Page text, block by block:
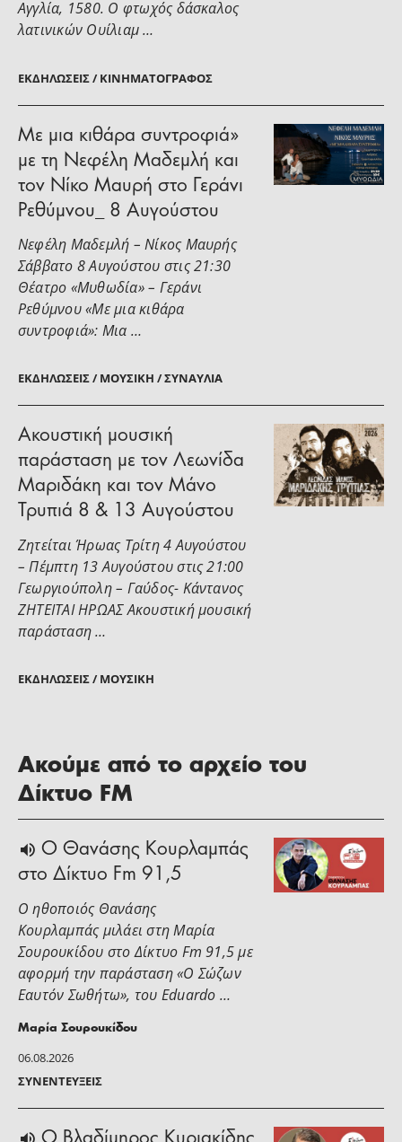
ΕΚΔΗΛΏΣΕΙΣ / ΚΙΝΗΜΑΤΟΓΡΆΦΟΣ
Αγγλία, 1580. Ο φτωχός δάσκαλος
λατινικών Ουίλιαμ …
ΕΚΔΗΛΏΣΕΙΣ / ΜΟΥΣΙΚΉ / ΣΥΝΑΥΛΊΑ
Με μια κιθάρα συντροφιά»
με τη Νεφέλη Μαδεμλή και
τον Νίκο Μαυρή στο Γεράνι
Ρεθύμνου_ 8 Αυγούστου
Νεφέλη Μαδεμλή – Νίκος Μαυρής
Σάββατο 8 Αυγούστου στις 21:30
Θέατρο «Μυθωδία» – Γεράνι
Ρεθύμνου «Με μια κιθάρα
συντροφιά»: Μια …
ΕΚΔΗΛΏΣΕΙΣ / ΜΟΥΣΙΚΉ
Ακουστική μουσική
παράσταση με τον Λεωνίδα
Μαριδάκη και τον Μάνο
Τρυπιά 8 & 13 Αυγούστου
Ζητείται Ήρωας Τρίτη 4 Αυγούστου
– Πέμπτη 13 Αυγούστου στις 21:00
Γεωργιούπολη – Γαύδος- Κάντανος
ΖΗΤΕΙΤΑΙ ΗΡΩΑΣ Ακουστική μουσική
παράσταση …
Ακούμε από το αρχείο του
Δίκτυο FM
06.08.2026
ΣΥΝΕΝΤΕΎΞΕΙΣ
Ο Θανάσης Κουρλαμπάς
στο Δίκτυο Fm 91,5
Ο ηθοποιός Θανάσης
Κουρλαμπάς μιλάει στη Μαρία
Σουρουκίδου στο Δίκτυο Fm 91,5 με
αφορμή την παράσταση «Ο Σώζων
Εαυτόν Σωθήτω», του Eduardo …
Μαρία Σουρουκίδου